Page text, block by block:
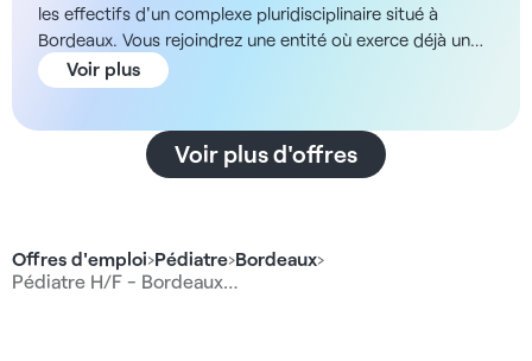
Offres d'emploi›Pédiatre›Bordeaux›
Pédiatre H/F - Bordeaux…
les effectifs d'un complexe pluridisciplinaire situé à
Bordeaux. Vous rejoindrez une entité où exerce déjà un
médecin généraliste, un angiologue et d'autres
professions du médical. Un confrère médecin déjà en
cette nouvelle activité. Vous n'aurez pas à gérer de
tâches administratives et rejoindrez un réseau français en
contrats de travail sécurisant, et des espaces exaltant).
De plus, vous profiterez de formations totalement prises
Voir plus
Voir plus d'offres